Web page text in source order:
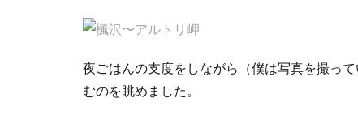
夜ごはんの支度をしながら（僕は写真を撮っ
むのを眺めました。